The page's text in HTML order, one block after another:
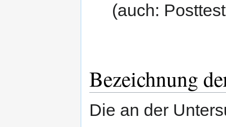
(auch:
Bezeichnung
Die an der